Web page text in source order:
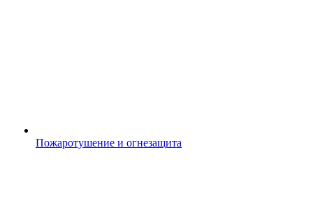
Пожаротушение и огнезащита